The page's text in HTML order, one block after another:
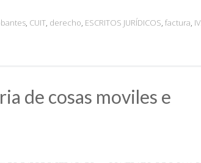
, CUIT, derecho, ESCRITOS JURÍDICOS, factura,
de cosas moviles e